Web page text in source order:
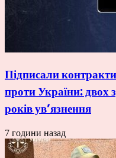
Підписали
проти України: двох
років ув’язнення
7 години назад